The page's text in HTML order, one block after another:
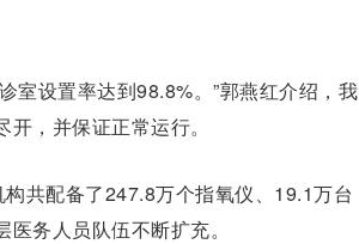
室设置率达到98.8%。”郭燕红介绍，我
，并保证正常运行。
共配备了247.8万个指氧仪、19.1万台
务人员队伍不断扩充。